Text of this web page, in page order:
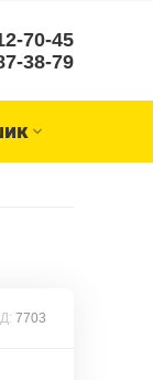
70-45
38-79
7703